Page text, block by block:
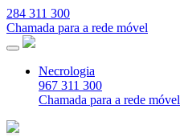
284 311 300
Chamada para a rede móvel
Necrologia
967 311 300
Chamada para a rede móvel